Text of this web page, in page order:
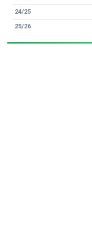
24/25
25/26